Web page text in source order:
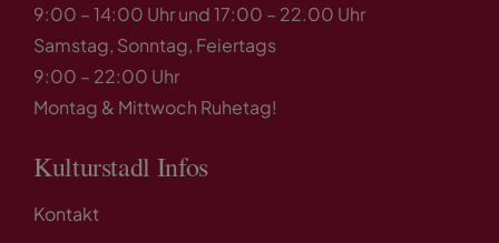
9:00 – 14:00 Uhr und 17:00 – 22.00 Uhr
Samstag, Sonntag, Feiertags
9:00 – 22:00 Uhr
Montag & Mittwoch Ruhetag!
Kulturstadl Infos
Kontakt